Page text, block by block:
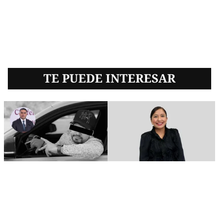
TE PUEDE INTERESAR